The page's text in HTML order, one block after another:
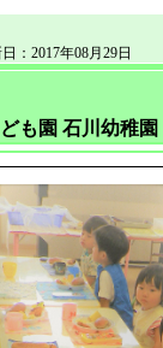
：2017年08月29日
も園 石川幼稚園